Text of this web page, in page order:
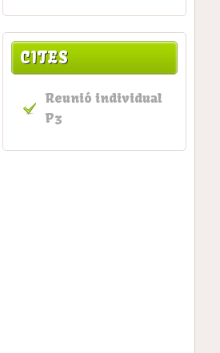
CITES
Reunió individual
P3